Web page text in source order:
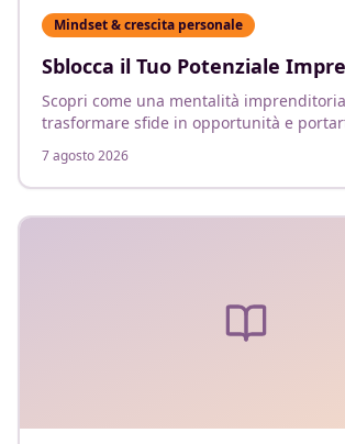
Mindset & crescita personale
Sblocca il Tuo Potenziale
Scopri come una mentalità
trasformare sfide in opportunità e
7 agosto 2026